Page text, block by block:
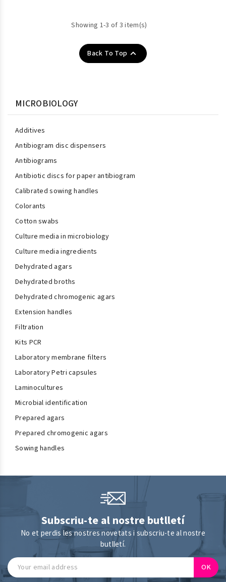
Showing 1-3 of 3 item(s)
Back To Top 
MICROBIOLOGY
Additives
Antibiogram disc dispensers
Antibiograms
Antibiotic discs for paper antibiogram
Calibrated sowing handles
Colorants
Cotton swabs
Culture media in microbiology
Culture media ingredients
Dehydrated agars
Dehydrated broths
Dehydrated chromogenic agars
Extension handles
Filtration
Kits PCR
Laboratory membrane filters
Laboratory Petri capsules
Laminocultures
Microbial identification
Prepared agars
Prepared chromogenic agars
Sowing handles
Subscriu-te al nostre butlletí
No et perdis les nostres novetats i subscriu-te al nostre
butlletí.